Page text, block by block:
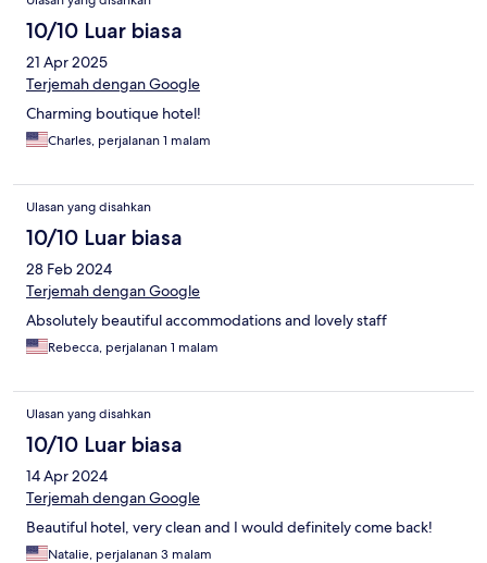
10/10 Luar biasa
21 Apr 2025
Terjemah dengan Google
Charming boutique hotel!
Charles, perjalanan 1 malam
Ulasan yang disahkan
10/10 Luar biasa
28 Feb 2024
Terjemah dengan Google
Absolutely beautiful accommodations and lovely staff
Rebecca, perjalanan 1 malam
Ulasan yang disahkan
10/10 Luar biasa
14 Apr 2024
Terjemah dengan Google
Beautiful hotel, very clean and I would definitely come back!
Natalie, perjalanan 3 malam